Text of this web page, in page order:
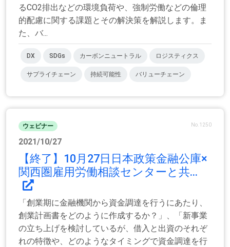
るCO2排出などの環境負荷や、強制労働などの倫理
的配慮に関する課題とその解決策を解説します。ま
た、バ...
DX SDGs カーボンニュートラル ロジスティクス
サプライチェーン 持続可能性 バリューチェーン
ウェビナー No.1250
2021/10/27
【終了】10月27日日本政策金融公庫×
関西圏雇用労働相談センターと共...
「創業期に金融機関から資金調達を行うにあたり、
創業計画書をどのように作成するか？」、「新事業
の立ち上げを検討しているが、借入と出資のそれぞ
れの特徴や、どのようなタイミングで資金調達を行